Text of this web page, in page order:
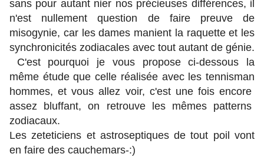
sans pour autant nier nos précieuses différences, il
n'est nullement question de faire preuve de
misogynie, car les dames manient la raquette et les
synchronicités zodiacales avec tout autant de génie.
C'est pourquoi je vous propose ci-dessous la
même étude que celle réalisée avec les tennisman
hommes, et vous allez voir, c'est une fois encore
assez bluffant, on retrouve les mêmes patterns
zodiacaux.
Les zeteticiens et astroseptiques de tout poil vont
en faire des cauchemars-:)